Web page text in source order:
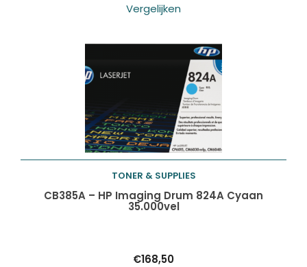
Vergelijken
Toevoegen aan
TONER & SUPPLIES
CB385A – HP Imaging Drum 824A Cyaan
35.000vel
€168,50